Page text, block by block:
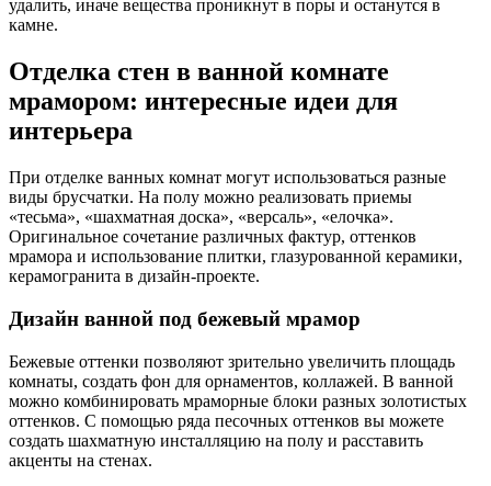
удалить, иначе вещества проникнут в поры и останутся в
камне.
Отделка стен в ванной комнате
мрамором: интересные идеи для
интерьера
При отделке ванных комнат могут использоваться разные
виды брусчатки. На полу можно реализовать приемы
«тесьма», «шахматная доска», «версаль», «елочка».
Оригинальное сочетание различных фактур, оттенков
мрамора и использование плитки, глазурованной керамики,
керамогранита в дизайн-проекте.
Дизайн ванной под бежевый мрамор
Бежевые оттенки позволяют зрительно увеличить площадь
комнаты, создать фон для орнаментов, коллажей. В ванной
можно комбинировать мраморные блоки разных золотистых
оттенков. С помощью ряда песочных оттенков вы можете
создать шахматную инсталляцию на полу и расставить
акценты на стенах.